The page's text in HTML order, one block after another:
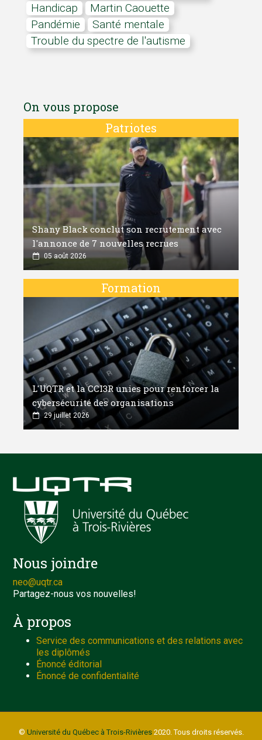
Handicap
Martin Caouette
pandémie
santé mentale
Trouble du spectre de l'autisme
On vous propose
Patriotes
Shany Black conclut son recrutement avec
l'annonce de 7 nouvelles recrues
05 août 2026
Formation
L'UQTR et la CCI3R unies pour renforcer la
cybersécurité des organisations
29 juillet 2026
Nous joindre
neo@uqtr.ca
Partagez-nous vos nouvelles!
À propos
Service des communications et des relations avec
les diplômés
Énoncé éditorial
Énoncé de confidentialité
© Université du Québec à Trois-Rivières2020. Tous droits réservés.